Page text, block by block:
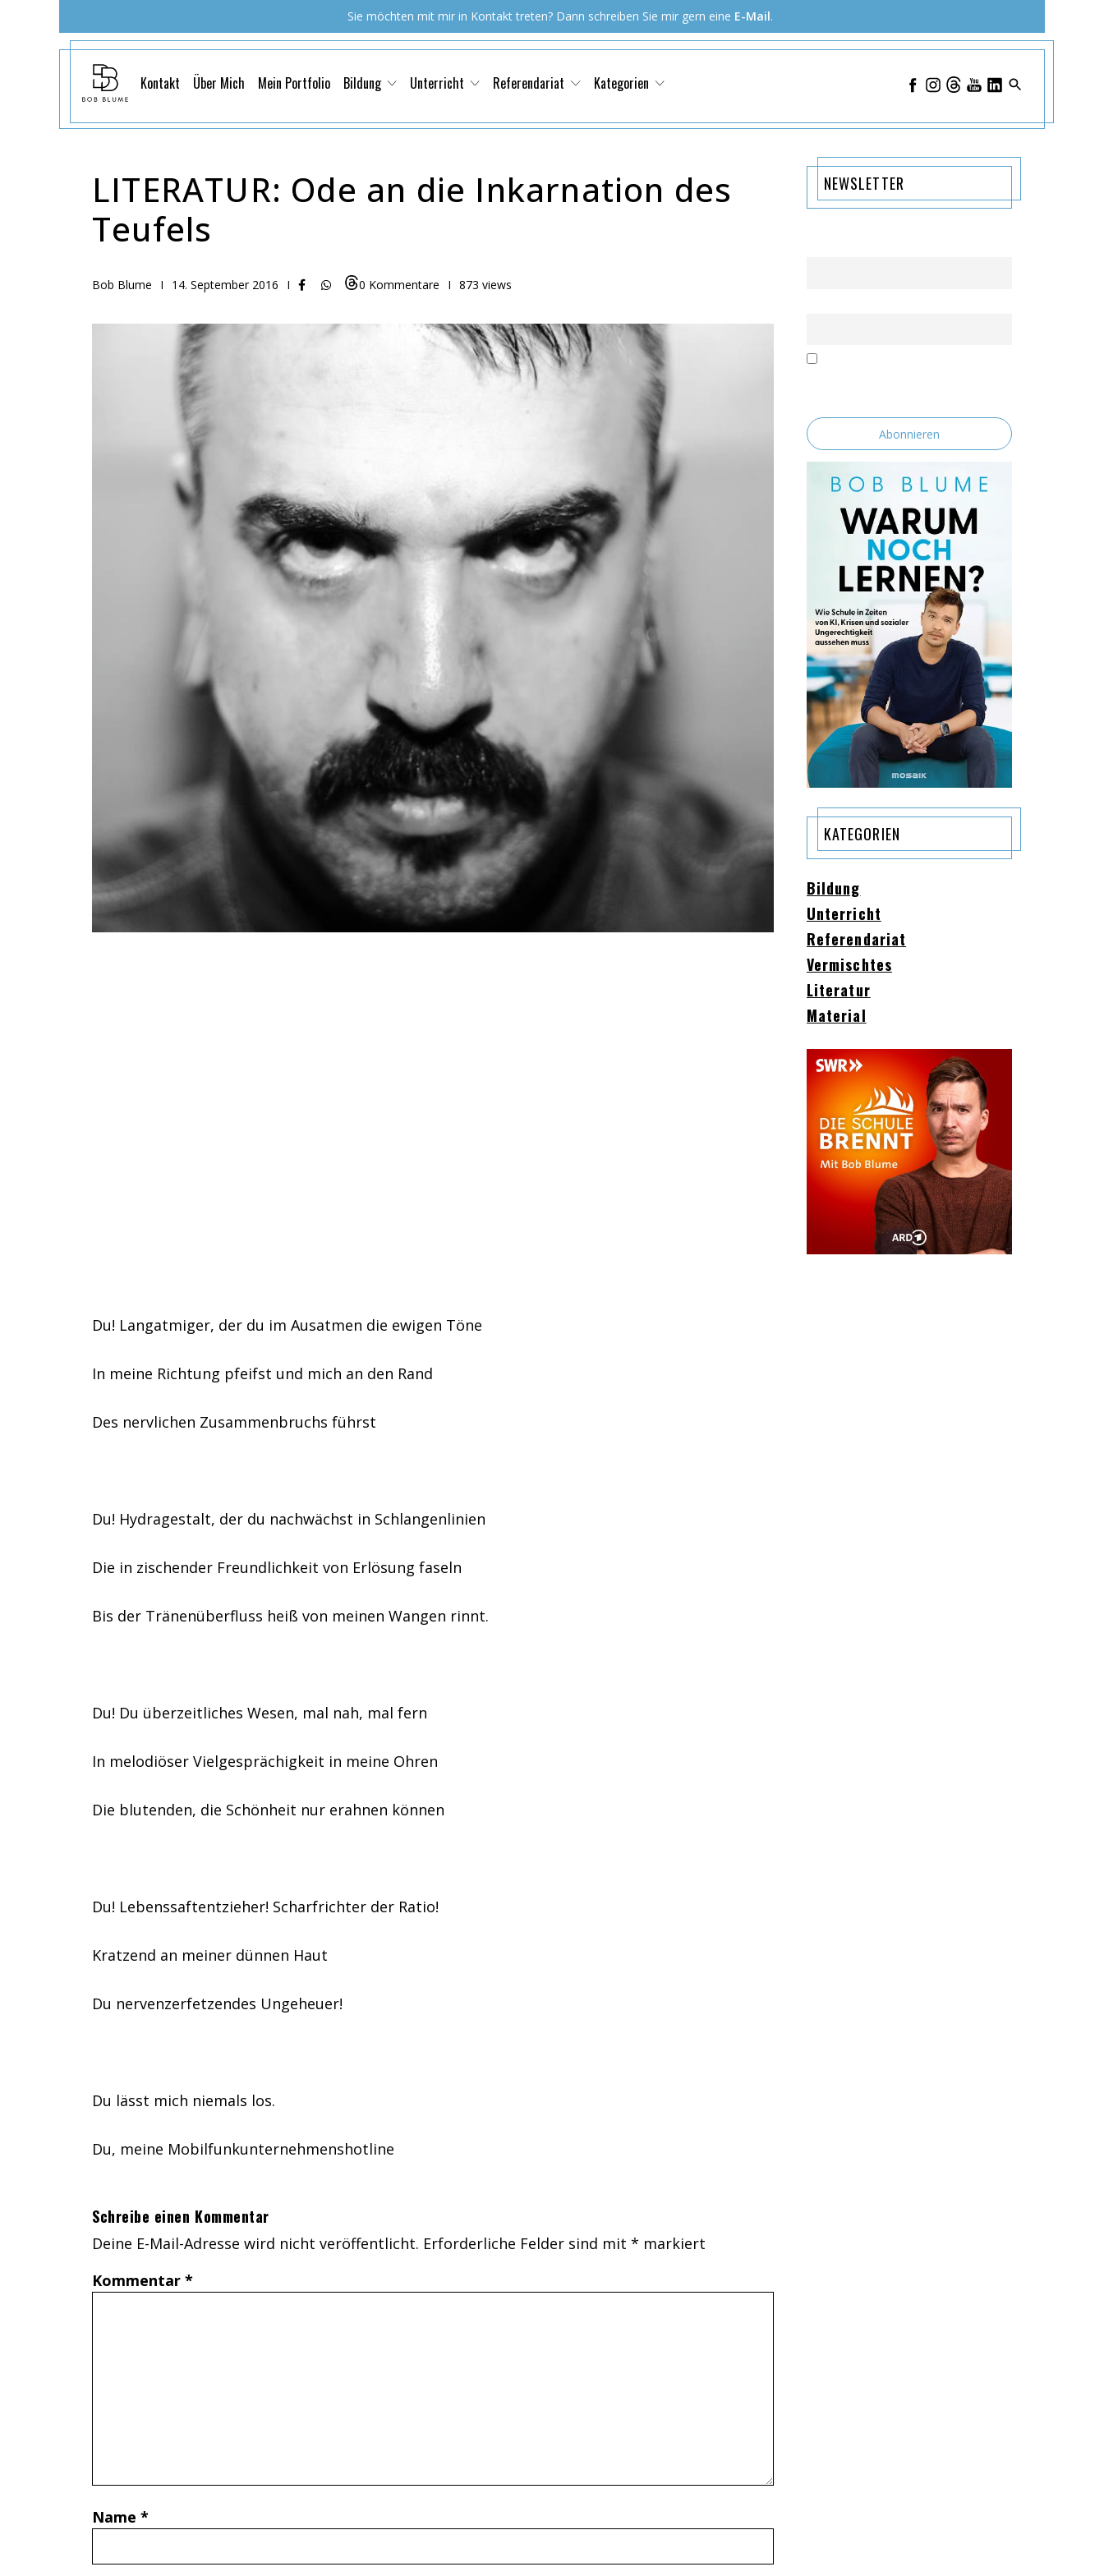
Sie möchten mit mir in Kontakt treten? Dann schreiben Sie mir gern eine E-Mail.
Kontakt Über Mich Mein Portfolio Bildung Unterricht Referendariat Kategorien
LITERATUR: Ode an die Inkarnation des
Teufels
Bob Blume I 14. September 2016 I 0 Kommentare I 873 views
Du! Langatmiger, der du im Ausatmen die ewigen Töne
In meine Richtung pfeifst und mich an den Rand
Des nervlichen Zusammenbruchs führst
Du! Hydragestalt, der du nachwächst in Schlangenlinien
Die in zischender Freundlichkeit von Erlösung faseln
Bis der Tränenüberfluss heiß von meinen Wangen rinnt.
Du! Du überzeitliches Wesen, mal nah, mal fern
In melodiöser Vielgesprächigkeit in meine Ohren
Die blutenden, die Schönheit nur erahnen können
Du! Lebenssaftentzieher! Scharfrichter der Ratio!
Kratzend an meiner dünnen Haut
Du nervenzerfetzendes Ungeheuer!
Du lässt mich niemals los.
Du, meine Mobilfunkunternehmenshotline
Schreibe einen Kommentar
Deine E-Mail-Adresse wird nicht veröffentlicht. Erforderliche Felder sind mit * markiert
Kommentar *
Name *
NEWSLETTER
KATEGORIEN
Bildung
Unterricht
Referendariat
Vermischtes
Literatur
Material